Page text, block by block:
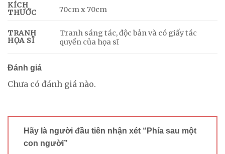
KÍCH
THƯỚC
70cm x 70cm
TRANH
HỌA SĨ
Tranh sáng tác, độc bản và có giấy tác
quyền của họa sĩ
Đánh giá
Chưa có đánh giá nào.
Hãy là người đầu tiên nhận xét “Phía sau một
con người”